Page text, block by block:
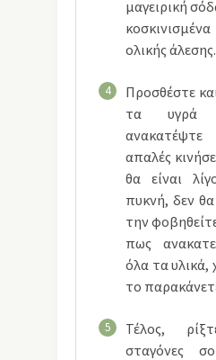
μαγειρική
ολικής
4
Προσθέστε
τα υγρά
απαλές
θα είναι
πυκνή, δεν θα
την
πως
όλα τα υλικά,
το
5
Τέλος,
σταγόνες